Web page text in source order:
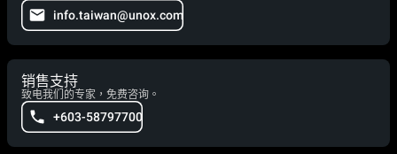
info.taiwan@unox.com
销售支持
致电我们的专家，免费咨询。
+603-58797700